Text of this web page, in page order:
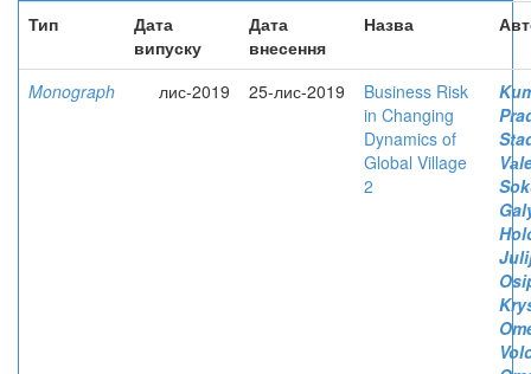
Тип
Дата
випуску
Дата
внесення
Назва
Monograph лис-2019 25-лис-2019
Business Risk
in Changing
Dynamics of
Global Village
2